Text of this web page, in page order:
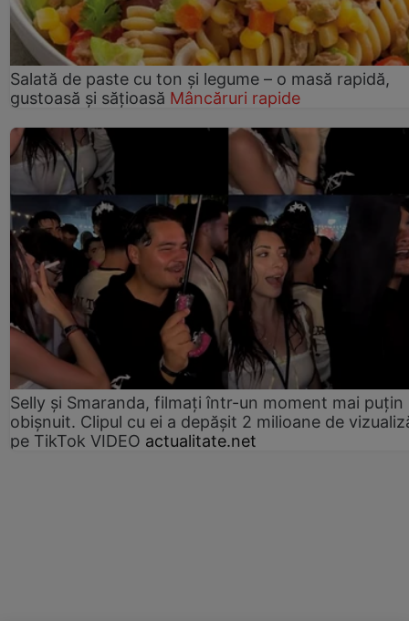
Salată de paste cu ton și legume – o masă rapidă,
gustoasă și sățioasă Mâncăruri rapide
Selly și Smaranda, filmați într-un moment mai puțin
obișnuit. Clipul cu ei a depășit 2 milioane de
pe TikTok VIDEO actualitate.net